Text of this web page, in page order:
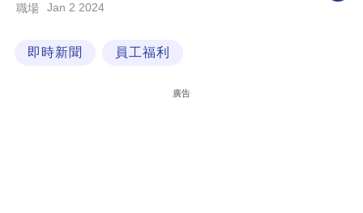
科
職場 Jan 2 2024
即時新聞 員工福利
廣告